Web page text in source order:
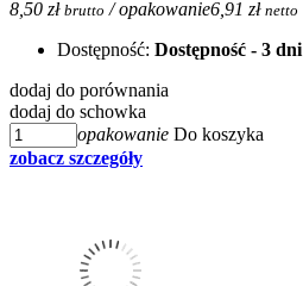
8,50 zł brutto / opakowanie6,91 zł netto
Dostępność: Dostępność - 3 dni
dodaj do porównania
dodaj do schowka
opakowanie Do koszyka
zobacz szczegóły